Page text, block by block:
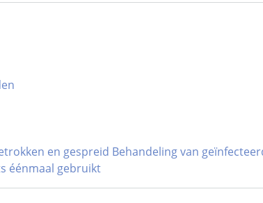
en gespreid Behandeling van
éénmaal gebruikt